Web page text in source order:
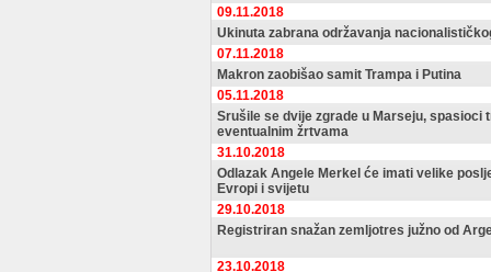
09.11.2018
Ukinuta zabrana održavanja
07.11.2018
Makron zaobišao samit Trampa i Putina
05.11.2018
Srušile se dvije zgrade u Marseju, spasioci
eventualnim žrtvama
31.10.2018
Odlazak Angele Merkel će imati velike
Evropi i svijetu
29.10.2018
Registriran snažan zemljotres južno od
23.10.2018